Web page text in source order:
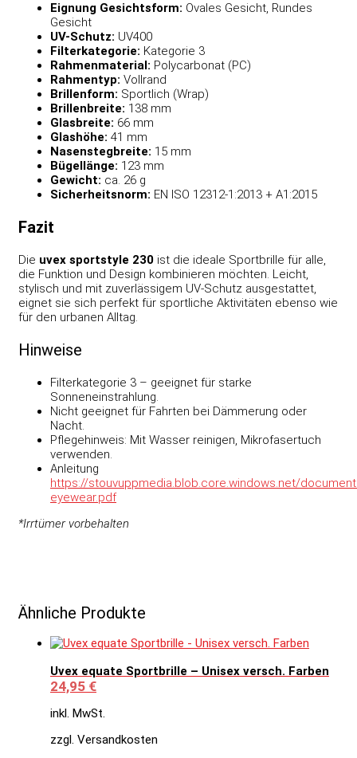
Eignung Gesichtsform: Ovales Gesicht, Rundes
Gesicht
UV-Schutz: UV400
Filterkategorie: Kategorie 3
Rahmenmaterial: Polycarbonat (PC)
Rahmentyp: Vollrand
Brillenform: Sportlich (Wrap)
Brillenbreite: 138 mm
Glasbreite: 66 mm
Glashöhe: 41 mm
Nasenstegbreite: 15 mm
Bügellänge: 123 mm
Gewicht: ca. 26 g
Sicherheitsnorm: EN ISO 12312-1:2013 + A1:2015
Fazit
Die uvex sportstyle 230 ist die ideale Sportbrille für alle,
die Funktion und Design kombinieren möchten. Leicht,
stylisch und mit zuverlässigem UV-Schutz ausgestattet,
eignet sie sich perfekt für sportliche Aktivitäten ebenso wie
für den urbanen Alltag.
Hinweise
Filterkategorie 3 – geeignet für starke
Sonneneinstrahlung.
Nicht geeignet für Fahrten bei Dämmerung oder
Nacht.
Pflegehinweis: Mit Wasser reinigen, Mikrofasertuch
verwenden.
Anleitung
https://stouvuppmedia.blob.core.windows.net/
eyewear.pdf
*Irrtümer vorbehalten
Ähnliche Produkte
Uvex equate Sportbrille – Unisex versch. Farben
24,95 €
inkl. MwSt.
zzgl. Versandkosten